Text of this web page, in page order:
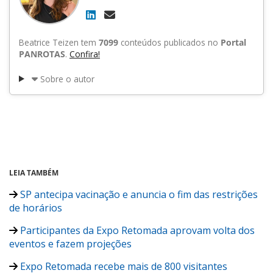
Beatrice Teizen tem 7099 conteúdos publicados no Portal
PANROTAS. Confira!
Sobre o autor
LEIA TAMBÉM
SP antecipa vacinação e anuncia o fim das restrições
de horários
Participantes da Expo Retomada aprovam volta dos
eventos e fazem projeções
Expo Retomada recebe mais de 800 visitantes